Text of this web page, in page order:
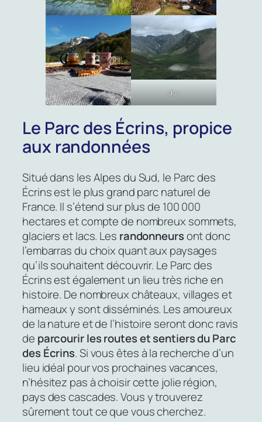
dav
Le Parc des Écrins, propice
aux randonnées
Situé dans les Alpes du Sud, le Parc des
Écrins est le plus grand parc naturel de
France. Il s’étend sur plus de 100 000
hectares et compte de nombreux sommets,
glaciers et lacs. Les randonneursont donc
l’embarras du choix quant aux paysages
qu’ils souhaitent découvrir. Le Parc des
Écrins est également un lieu très riche en
histoire. De nombreux châteaux, villages et
hameaux y sont disséminés. Les amoureux
de la nature et de l’histoire seront donc ravis
de parcourir les routes et sentiers du Parc
des Écrins. Si vous êtes à la recherche d’un
lieu idéal pour vos prochaines vacances,
n’hésitez pas à choisir cette jolie région,
pays des cascades. Vous y trouverez
sûrement tout ce que vous cherchez.